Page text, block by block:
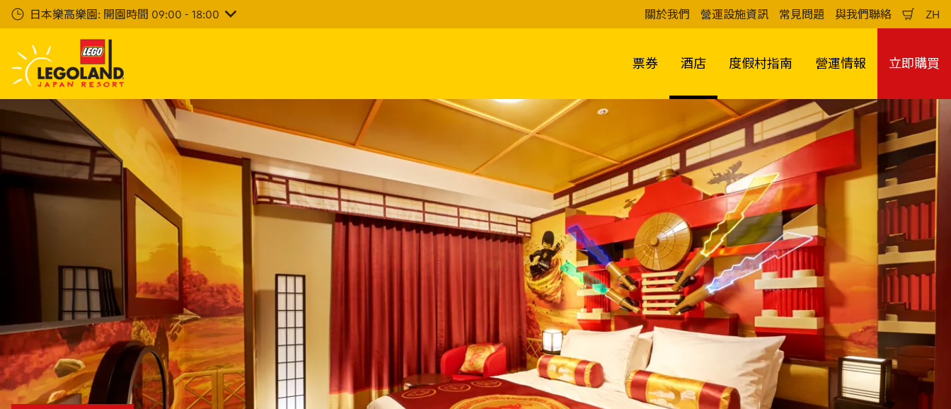
一
容
日本樂高樂園: 開園時間 09:00 - 18:00 關於我們 營運設施資訊 常見問題 與我們聯絡
物
ZH
中
文
票券 酒店 度假村指南 營運情報 立即購買